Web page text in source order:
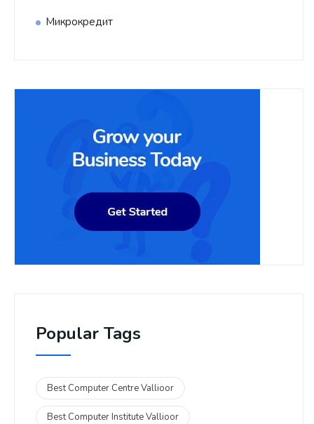
Микрокредит
Popular Tags
Best Computer Centre Vallioor
Best Computer Institute Vallioor